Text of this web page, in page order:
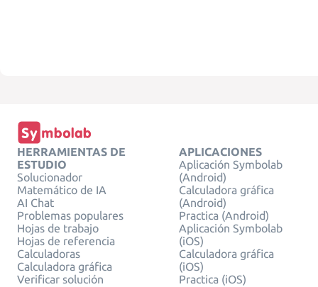
HERRAMIENTAS DE
ESTUDIO
Solucionador
Matemático de IA
AI Chat
Problemas populares
Hojas de trabajo
Hojas de referencia
Calculadoras
Calculadora gráfica
Verificar solución
APLICACIONES
Aplicación Symbolab
(Android)
Calculadora gráfica
(Android)
Practica (Android)
Aplicación Symbolab
(iOS)
Calculadora gráfica
(iOS)
Practica (iOS)